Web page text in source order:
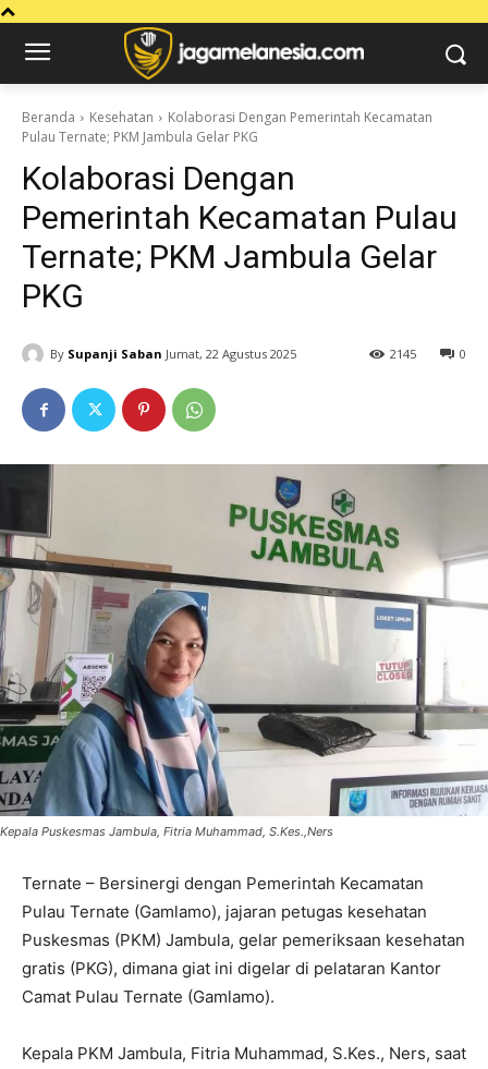
Beranda Kesehatan
Kolaborasi Dengan Pemerintah Kecamatan
Pulau Ternate; PKM Jambula Gelar PKG
Kolaborasi Dengan
Pemerintah Kecamatan Pulau
Ternate; PKM Jambula Gelar
PKG
By Supanji Saban Jumat, 22 Agustus 2025 0
2145
Kepala Puskesmas Jambula, Fitria Muhammad, S.Kes.,Ners
Ternate – Bersinergi dengan Pemerintah Kecamatan
Pulau Ternate (Gamlamo), jajaran petugas kesehatan
Puskesmas (PKM) Jambula, gelar pemeriksaan kesehatan
gratis (PKG), dimana giat ini digelar di pelataran Kantor
Camat Pulau Ternate (Gamlamo).
Kepala PKM Jambula, Fitria Muhammad, S.Kes., Ners, saat